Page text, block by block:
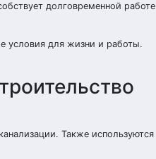
долговременной работе
условия для жизни и работы.
Также используются